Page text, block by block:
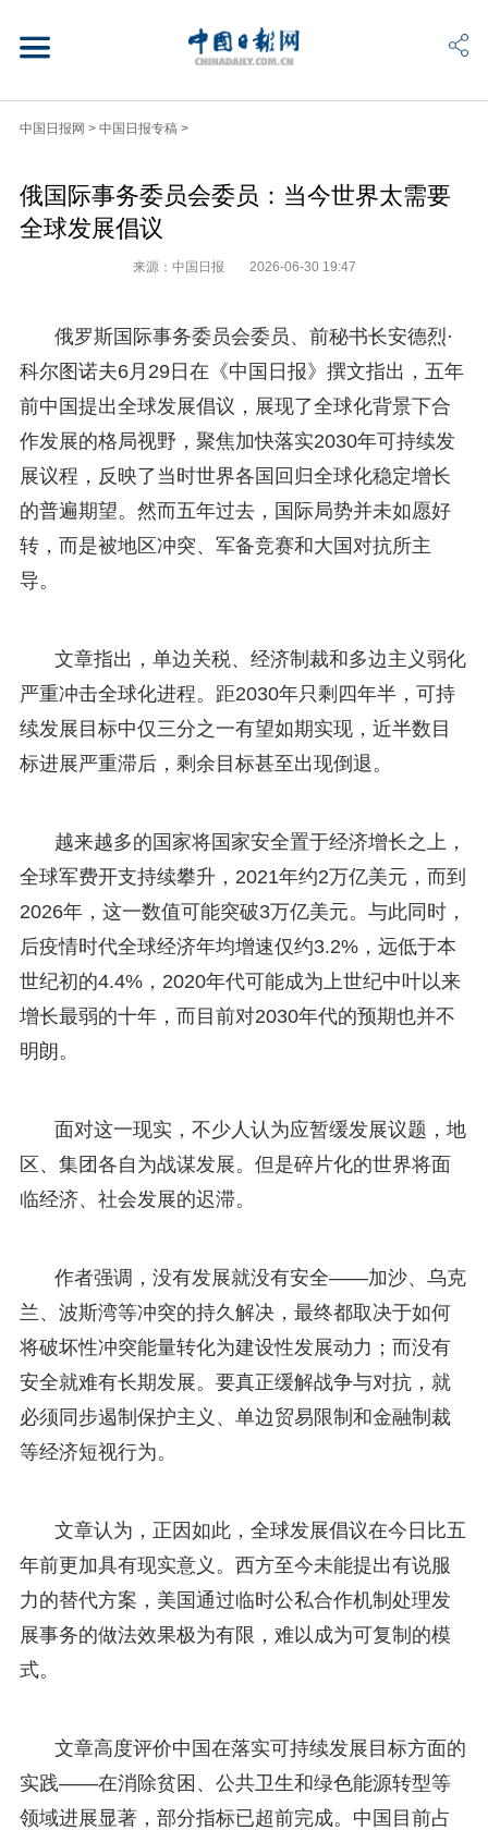
中国日报网 > 中国日报专稿 >
俄国际事务委员会委员：当今世界太需要
全球发展倡议
来源：中国日报 2026-06-30 19:47
俄罗斯国际事务委员会委员、前秘书长安德烈·
科尔图诺夫6月29日在《中国日报》撰文指出，五年
前中国提出全球发展倡议，展现了全球化背景下合
作发展的格局视野，聚焦加快落实2030年可持续发
展议程，反映了当时世界各国回归全球化稳定增长
的普遍期望。然而五年过去，国际局势并未如愿好
转，而是被地区冲突、军备竞赛和大国对抗所主
导。
文章指出，单边关税、经济制裁和多边主义弱化
严重冲击全球化进程。距2030年只剩四年半，可持
续发展目标中仅三分之一有望如期实现，近半数目
标进展严重滞后，剩余目标甚至出现倒退。
越来越多的国家将国家安全置于经济增长之上，
全球军费开支持续攀升，2021年约2万亿美元，而到
2026年，这一数值可能突破3万亿美元。与此同时，
后疫情时代全球经济年均增速仅约3.2%，远低于本
世纪初的4.4%，2020年代可能成为上世纪中叶以来
增长最弱的十年，而目前对2030年代的预期也并不
明朗。
面对这一现实，不少人认为应暂缓发展议题，地
区、集团各自为战谋发展。但是碎片化的世界将面
临经济、社会发展的迟滞。
作者强调，没有发展就没有安全——加沙、乌克
兰、波斯湾等冲突的持久解决，最终都取决于如何
将破坏性冲突能量转化为建设性发展动力；而没有
安全就难有长期发展。要真正缓解战争与对抗，就
必须同步遏制保护主义、单边贸易限制和金融制裁
等经济短视行为。
文章认为，正因如此，全球发展倡议在今日比五
年前更加具有现实意义。西方至今未能提出有说服
力的替代方案，美国通过临时公私合作机制处理发
展事务的做法效果极为有限，难以成为可复制的模
式。
文章高度评价中国在落实可持续发展目标方面的
实践——在消除贫困、公共卫生和绿色能源转型等
领域进展显著，部分指标已超前完成。中国目前占